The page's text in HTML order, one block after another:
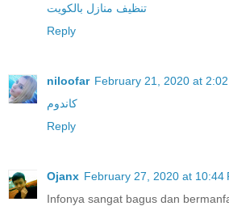
تنظيف منازل بالكويت
Reply
niloofar February 21, 2020 at 2:02
کاندوم
Reply
Ojanx February 27, 2020 at 10:44
Infonya sangat bagus dan